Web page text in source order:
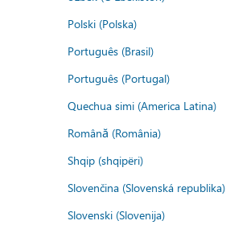
Polski (Polska)
Português (Brasil)
Português (Portugal)
Quechua simi (America Latina)
Română (România)
Shqip (shqipëri)
Slovenčina (Slovenská republika)
Slovenski (Slovenija)